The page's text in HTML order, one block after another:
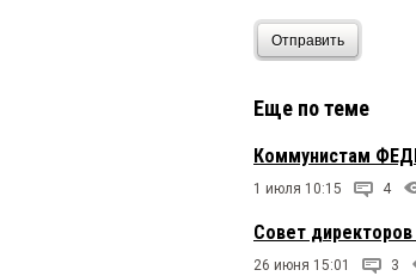
Отправить
Еще по теме
Коммунистам
1 июля 10:15 4
Совет
26 июня 15:01 3